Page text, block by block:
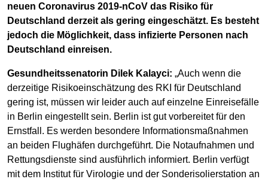
neuen Coronavirus 2019-nCoV das Risiko für
Deutschland derzeit als gering eingeschätzt. Es besteht
jedoch die Möglichkeit, dass infizierte Personen nach
Deutschland einreisen.
Gesundheitssenatorin Dilek Kalayci: „Auch wenn die
derzeitige Risikoeinschätzung des RKI für Deutschland
gering ist, müssen wir leider auch auf einzelne Einreisefälle
in Berlin eingestellt sein. Berlin ist gut vorbereitet für den
Ernstfall. Es werden besondere Informationsmaßnahmen
an beiden Flughäfen durchgeführt. Die Notaufnahmen und
Rettungsdienste sind ausführlich informiert. Berlin verfügt
mit dem Institut für Virologie und der Sonderisolierstation an